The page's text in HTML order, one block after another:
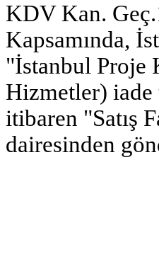
KDV Kan.
Kapsamında,
"İstanbul Proje
Hizmetler)
itibaren "Satış
dairesinden